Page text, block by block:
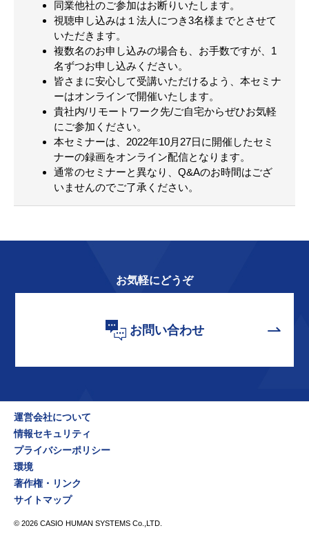
同業他社のご参加はお断りいたします。
視聴申し込みは１法人につき3名様までとさせて
いただきます。
複数名のお申し込みの場合も、お手数ですが、1
名ずつお申し込みください。
皆さまに安心して受講いただけるよう、本セミナ
ーはオンラインで開催いたします。
貴社内/リモートワーク先/ご自宅からぜひお気軽
にご参加ください。
本セミナーは、2022年10月27日に開催したセミ
ナーの録画をオンライン配信となります。
通常のセミナーと異なり、Q&Aのお時間はござ
いませんのでご了承ください。
お気軽にどうぞ
お問い合わせ
© 2026 CASIO HUMAN SYSTEMS Co.,LTD.
運営会社について
情報セキュリティ
プライバシーポリシー
環境
著作権・リンク
サイトマップ